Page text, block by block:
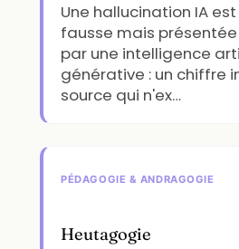
Une hallucination IA
fausse mais
par une intelligence
générative : un chiffre
source qui n'ex…
PÉDAGOGIE & ANDRAGOGIE
Heutagogie